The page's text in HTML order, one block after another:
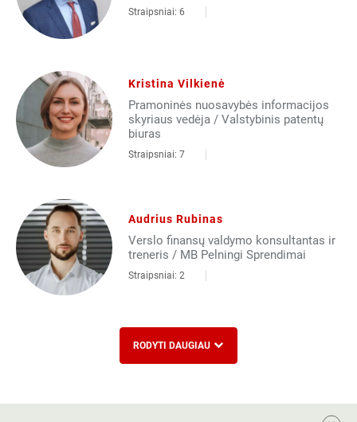
Straipsniai: 6
Kristina Vilkienė
Pramoninės nuosavybės informacijos
skyriaus vedėja / Valstybinis patentų
biuras
Straipsniai: 7
Audrius Rubinas
Verslo finansų valdymo konsultantas ir
treneris / MB Pelningi Sprendimai
Straipsniai: 2
RODYTI DAUGIAU